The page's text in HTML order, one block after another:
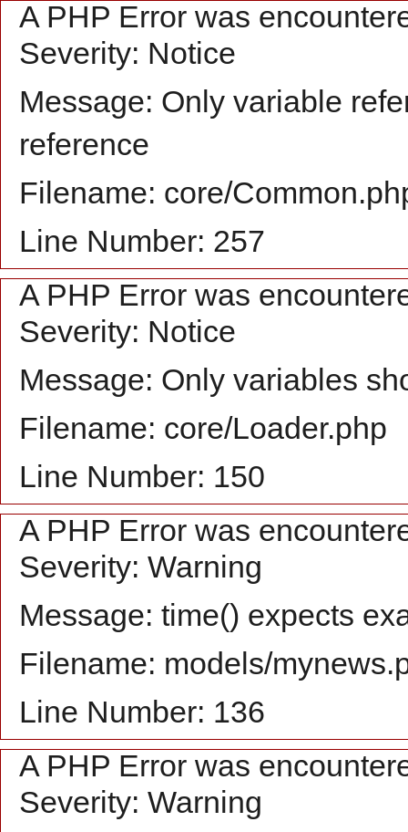
A PHP Error was
Severity: Notice
Message: Only variable
reference
Filename: core/
Line Number: 257
A PHP Error was
Severity: Notice
Message: Only variables
Filename: core/Loader.php
Line Number: 150
A PHP Error was
Severity: Warning
Message: time() expects
Filename: models/
Line Number: 136
A PHP Error was
Severity: Warning